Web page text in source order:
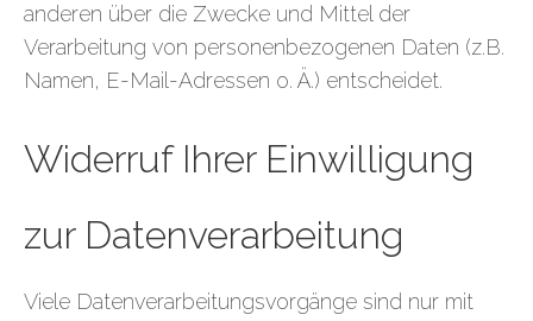
anderen über die Zwecke und Mittel der
Verarbeitung von personenbezogenen Daten (z.B.
Namen, E-Mail-Adressen o. Ä.) entscheidet.
Widerruf Ihrer Einwilligung
zur Datenverarbeitung
Viele Datenverarbeitungsvorgänge sind nur mit